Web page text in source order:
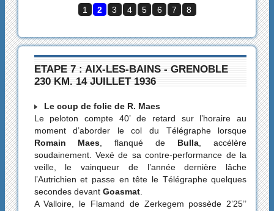
1 2 3 4 5 6 7 8
ETAPE 7 : AIX-LES-BAINS - GRENOBLE
230 KM. 14 JUILLET 1936
Le coup de folie de R. Maes
Le peloton compte 40’ de retard sur l’horaire au
moment d’aborder le col du Télégraphe lorsque
Romain Maes, flanqué de Bulla, accélère
soudainement. Vexé de sa contre-performance de la
veille, le vainqueur de l’année dernière lâche
l’Autrichien et passe en tête le Télégraphe quelques
secondes devant Goasmat.
A Valloire, le Flamand de Zerkegem possède 2’25’’